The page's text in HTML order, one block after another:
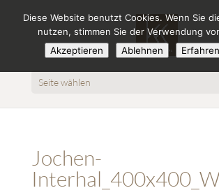
Seite wählen
Jochen-
Diese Website benutzt Cookies. Wenn Sie
nutzen, stimmen Sie der Verwendung
Akzeptieren
Ablehnen